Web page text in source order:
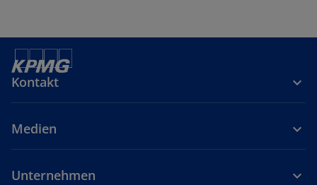
Kontakt
Medien
Unternehmen